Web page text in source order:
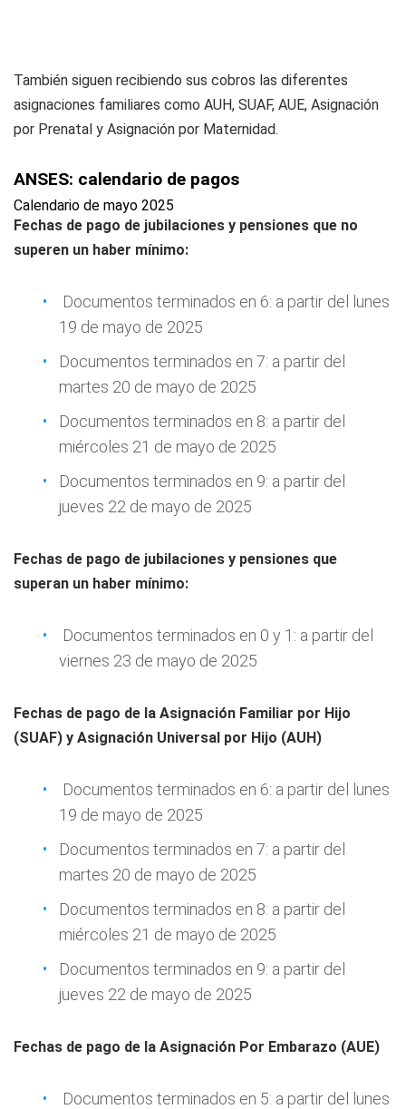
También siguen recibiendo sus cobros las diferentes
asignaciones familiares como AUH, SUAF, AUE, Asignación
por Prenatal y Asignación por Maternidad.
ANSES: calendario de pagos
Calendario de mayo 2025
Fechas de pago de jubilaciones y pensiones que no
superen un haber mínimo:
Documentos terminados en 6: a partir del lunes
19 de mayo de 2025
Documentos terminados en 7: a partir del
martes 20 de mayo de 2025
Documentos terminados en 8: a partir del
miércoles 21 de mayo de 2025
Documentos terminados en 9: a partir del
jueves 22 de mayo de 2025
Fechas de pago de jubilaciones y pensiones que
superan un haber mínimo:
Documentos terminados en 0 y 1: a partir del
viernes 23 de mayo de 2025
Fechas de pago de la Asignación Familiar por Hijo
(SUAF) y Asignación Universal por Hijo (AUH)
Documentos terminados en 6: a partir del lunes
19 de mayo de 2025
Documentos terminados en 7: a partir del
martes 20 de mayo de 2025
Documentos terminados en 8: a partir del
miércoles 21 de mayo de 2025
Documentos terminados en 9: a partir del
jueves 22 de mayo de 2025
Fechas de pago de la Asignación Por Embarazo (AUE)
Documentos terminados en 5: a partir del lunes